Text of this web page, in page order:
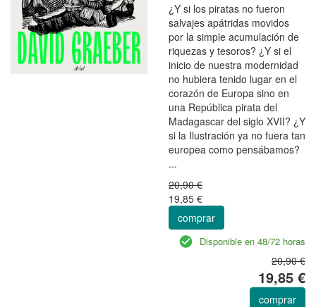
¿Y si los piratas no fueron
salvajes apátridas movidos
por la simple acumulación de
riquezas y tesoros? ¿Y si el
inicio de nuestra modernidad
no hubiera tenido lugar en el
corazón de Europa sino en
una República pirata del
Madagascar del siglo XVII? ¿Y
si la Ilustración ya no fuera tan
europea como pensábamos?
...
20,90 €
19,85 €
comprar
Disponible en 48/72 horas
20,90 €
19,85 €
comprar